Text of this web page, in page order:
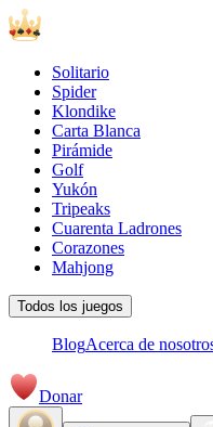
Solitario
Spider
Klondike
Carta Blanca
Pirámide
Golf
Yukón
Tripeaks
Cuarenta Ladrones
Corazones
Mahjong
Todos los juegos
BlogAcerca de
Donar